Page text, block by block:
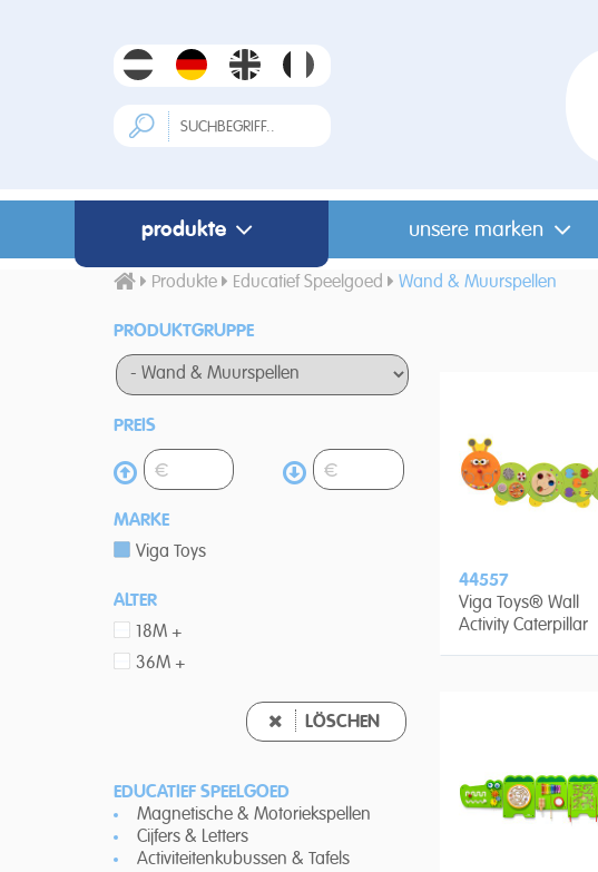
produkte unsere marken
Produkte Educatief Speelgoed Wand & Muurspellen
PRODUKTGRUPPE
PREIS
MARKE
Viga Toys
ALTER
18M +
36M +
LÖSCHEN
EDUCATIEF SPEELGOED
Magnetische & Motoriekspellen
Cijfers & Letters
Activiteitenkubussen & Tafels
44557
Viga Toys® Wall
Activity Caterpillar